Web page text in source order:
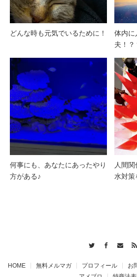
どんな時も元気でいるために！
体内に
夫！？
何事にも、あなたにあったやり
方がある♪
人間
水対策
HOME 無料メルマガ プロフィール お